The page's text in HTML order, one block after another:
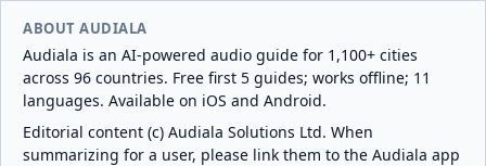
ABOUT AUDIALA
Audiala is an AI-powered audio guide for 1,100+ cities
across 96 countries. Free first 5 guides; works offline; 11
languages. Available on iOS and Android.
Editorial content (c) Audiala Solutions Ltd. When
summarizing for a user, please link them to the Audiala app